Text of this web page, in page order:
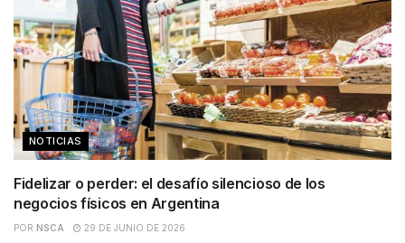
NOTICIAS
Fidelizar o perder: el desafío silencioso de los
negocios físicos en Argentina
POR NSCA 29 DE JUNIO DE 2026